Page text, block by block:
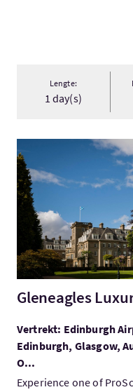
Lengte:
1 day(s)
Bezoek:Gleneagles
Gleneagles
Vertrekt: Edinburgh
Edinburgh, Glasgow,
O...
Experience one of